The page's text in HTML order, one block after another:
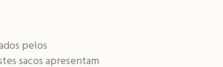
pelos
sacos apresentam